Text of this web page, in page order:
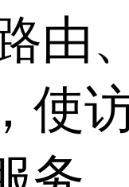
由
使